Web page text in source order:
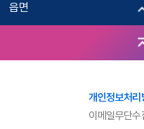
읍면
개인정보처리
이메일무단수